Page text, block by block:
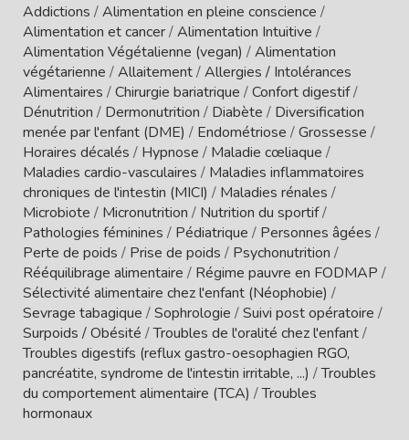
Addictions /Alimentation en pleine conscience /
Alimentation et cancer/Alimentation Intuitive /
Alimentation Végétalienne (vegan) /Alimentation
végétarienne /Allaitement/Allergies / Intolérances
Alimentaires /Chirurgie bariatrique /Confort digestif/
Dénutrition / Dermonutrition / Diabète / Diversification
menée par l'enfant (DME) / Endométriose /Grossesse /
Horaires décalés / Hypnose / Maladie cœliaque /
Maladies cardio-vasculaires / Maladies inflammatoires
chroniques de l'intestin (MICI) / Maladies rénales /
Microbiote / Micronutrition / Nutrition du sportif/
Pathologies féminines / Pédiatrique / Personnes âgées /
Perte de poids / Prise de poids / Psychonutrition /
Rééquilibrage alimentaire / Régime pauvre en FODMAP /
Sélectivité alimentaire chez l'enfant (Néophobie) /
Sevrage tabagique /Sophrologie /Suivi post opératoire /
Surpoids / Obésité /Troubles de l'oralité chez l'enfant/
Troubles digestifs (reflux gastro-oesophagien RGO,
pancréatite, syndrome de l'intestin irritable, ...) /Troubles
du comportement alimentaire (TCA) /Troubles
hormonaux